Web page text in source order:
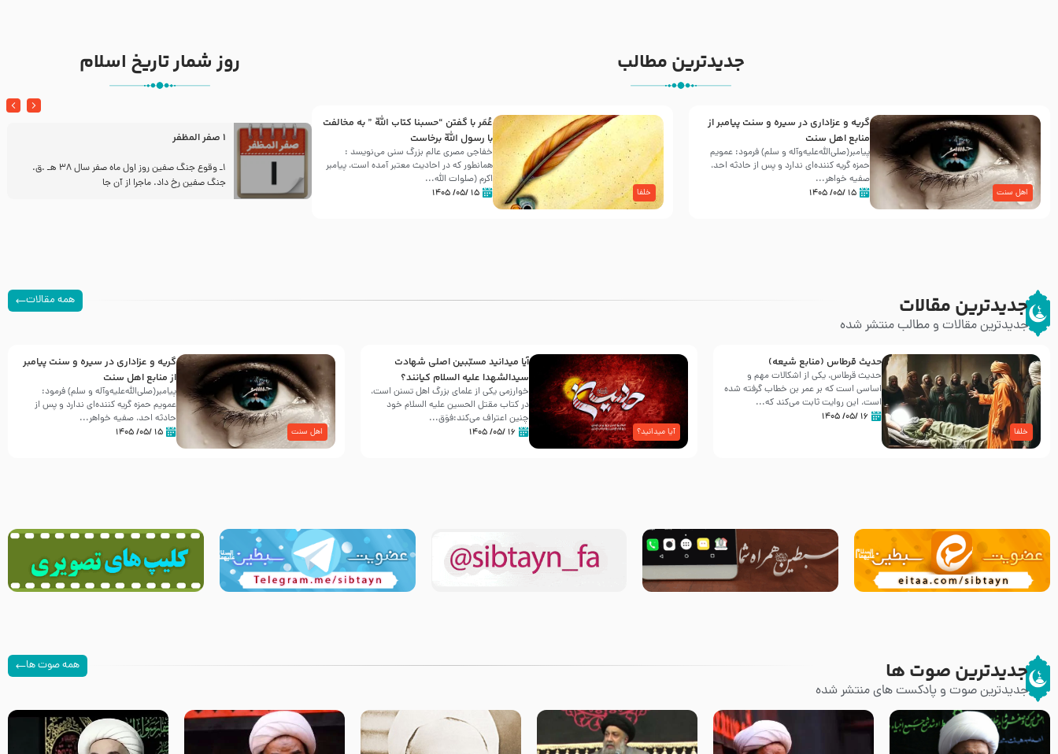
جدیدترین مطالب
اهل سنت
گریه و عزاداری در سیره و سنت پیامبر از
منابع اهل سنت
پیامبر(صلی‌الله‌علیه‌وآله و سلم) فرمود: عمویم
حمزه گریه کننده‌ای ندارد و پس از حادثه احد،
صفیه خواهر...
۱۵ /۰۵/ ۱۴۰۵ خلفا
عُمَر با گفتن “حسبنا كتاب اللّه ” به مخالفت
با رسول اللّه برخاست
خفاجی مصری عالم بزرگ سنی می‌نویسد :
همانطور که در احادیث معتبر آمده است، پیامبر
اکرم (صلوات اللّه...
۱۵ /۰۵/ ۱۴۰۵
روز شمار تاریخ اسلام
30 صفر المظفر
شهادت حضرت علی بن موسی الرضا (علیه السلام) در روز
آخـر صفر سـال 203 هـ .ق. هشـتمین اختر تابناک امامت
1 صفر المظفر
1ـ وقوع جنگ صفین روز اول ماه صفر سال 38 هـ .ق.
جنگ صفین رخ داد. ماجرا از آن جا
جدیدترین مقالات
جدیدترین مقالات و مطالب منتشر شده
همه مقالات
خلفا
حدیث قرطاس (منابع شیعه)
حدیث قرطاس، یکی از اشکالات مهم و
اساسی است که بر عمر بن خطاب گرفته شده
است، این روایت ثابت می‌کند که...
۱۶ /۰۵/ ۱۴۰۵
آیا میدانید؟
آیا میدانید مسبّبین اصلی شهادت
سیدالشهدا علیه ‌السلام کیانند؟
خوارزمی یکی از علمای بزرگ اهل تسنن است،
در کتاب مقتل الحسین علیه ‌السلام خود
چنین اعتراف می‌کند:فوَق...
۱۶ /۰۵/ ۱۴۰۵ اهل سنت
گریه و عزاداری در سیره و سنت پیامبر
از منابع اهل سنت
پیامبر(صلی‌الله‌علیه‌وآله و سلم) فرمود:
عمویم حمزه گریه کننده‌ای ندارد و پس از
حادثه احد، صفیه خواهر...
۱۵ /۰۵/ ۱۴۰۵
جدیدترین صوت ها
جدیدترین صوت و پادکست های منتشر شده
همه صوت ها